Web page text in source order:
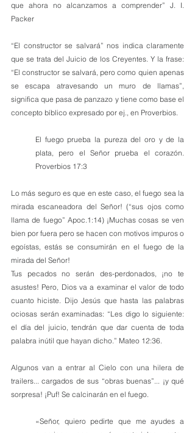
que ahora no alcanzamos a comprender” J. I.
Packer
“El constructor se salvará” nos indica claramente
que se trata del Juicio de los Creyentes. Y la frase:
“El constructor se salvará, pero como quien apenas
se escapa atravesando un muro de llamas”,
significa que pasa de panzazo y tiene como base el
concepto bíblico expresado por ej., en Proverbios.
El fuego prueba la pureza del oro y de la
plata, pero el Señor prueba el corazón.
Proverbios 17:3
Lo más seguro es que en este caso, el fuego sea la
mirada escaneadora del Señor! (“sus ojos como
llama de fuego” Apoc.1:14) ¡Muchas cosas se ven
bien por fuera pero se hacen con motivos impuros o
egoístas, estás se consumirán en el fuego de la
mirada del Señor!
Tus pecados no serán des-perdonados, ¡no te
asustes! Pero, Dios va a examinar el valor de todo
cuanto hiciste. Dijo Jesús que hasta las palabras
ociosas serán examinadas: “Les digo lo siguiente:
el día del juicio, tendrán que dar cuenta de toda
palabra inútil que hayan dicho.” Mateo 12:36.
Algunos van a entrar al Cielo con una hilera de
trailers... cargados de sus “obras buenas”... ¡y qué
sorpresa! ¡Puf! Se calcinarán en el fuego.
«Señor, quiero pedirte que me ayudes a